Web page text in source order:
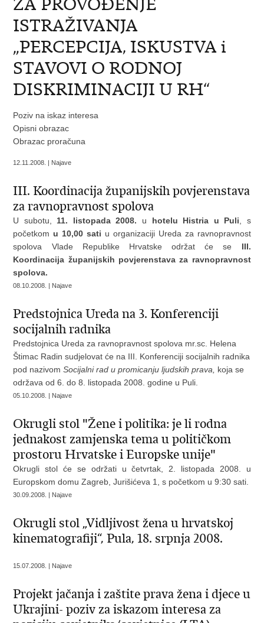
ISTRAŽIVANJA
„PERCEPCIJA, ISKUSTVA i
STAVOVI O RODNOJ
DISKRIMINACIJI U RH“
Poziv na iskaz interesa
Opisni obrazac
Obrazac proračuna
12.11.2008. | Najave
III. Koordinacija županijskih povjerenstava
za ravnopravnost spolova
U subotu, 11. listopada 2008. u hotelu Histria u Puli , s
početkomu 10,00 sati u organizaciji Ureda za ravnopravnost
spolova Vlade Republike Hrvatske održat će se III.
Koordinacija županijskih povjerenstava za ravnopravnost
spolova.
08.10.2008. | Najave
Predstojnica Ureda na 3. Konferenciji
socijalnih radnika
Predstojnica Ureda za ravnopravnost spolova mr.sc. Helena
Štimac Radin sudjelovat će na III. Konferenciji socijalnih radnika
pod nazivomSocijalni rad u promicanju ljudskih prava,
koja se
održava od 6. do 8. listopada 2008. godine u Puli.
05.10.2008. | Najave
Okrugli stol "Žene i politika: je li rodna
jednakost zamjenska tema u političkom
prostoru Hrvatske i Europske unije"
Okrugli stol će se održati u četvrtak, 2. listopada 2008. u
Europskom domu Zagreb, Jurišićeva 1, s početkom u 9:30 sati.
30.09.2008. | Najave
Okrugli stol „Vidljivost žena u hrvatskoj
kinematografiji“, Pula, 18. srpnja 2008.
15.07.2008. | Najave
Projekt jačanja i zaštite prava žena i djece u
Ukrajini- poziv za iskazom interesa za